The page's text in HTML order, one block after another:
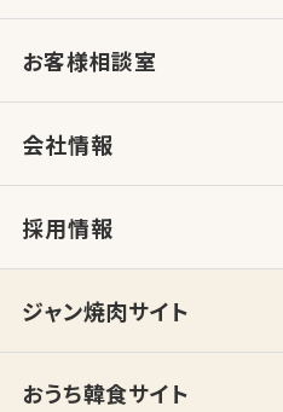
お客様相談室
会社情報
採用情報
ジャン焼肉サイト
おうち韓食サイト